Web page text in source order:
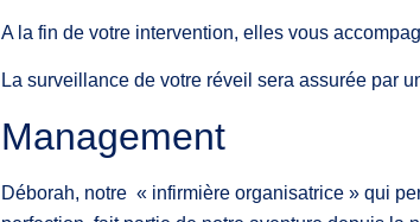
A la fin de votre intervention, elles vous
La surveillance de votre réveil sera assurée par
Management
Déborah, notre « infirmière organisatrice » qui